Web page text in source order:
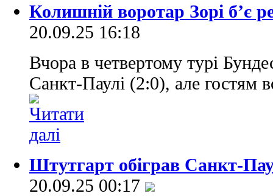
Колишній воротар Зорі б’є
20.09.25 16:18
Вчора в четвертому турі
Санкт-Паулі (2:0), але гостям
Штутгарт обіграв Санкт-
20.09.25 00:17